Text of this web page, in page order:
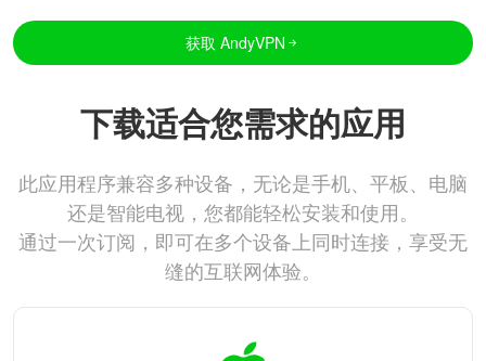
获取 AndyVPN
下载适合您需求的应用
此应用程序兼容多种设备，无论是手机、平板、电脑
还是智能电视，您都能轻松安装和使用。
通过一次订阅，即可在多个设备上同时连接，享受无
缝的互联网体验。